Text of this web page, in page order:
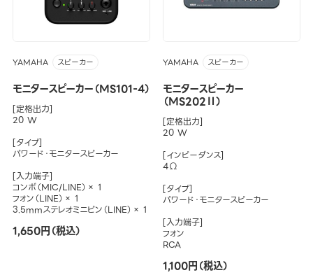
YAMAHA スピーカー
モニタースピーカー（MS101-4）
[定格出力]
20 W
[タイプ]
パワード・モニタースピーカー
[入力端子]
コンボ（MIC/LINE）× 1
フォン（LINE）× 1
3.5mmステレオミニピン（LINE）× 1
1,650円（税込）
YAMAHA スピーカー
モニタースピーカー
（MS202Ⅱ）
[定格出力]
20 W
[インピーダンス]
4Ω
[タイプ]
パワード・モニタースピーカー
[入力端子]
フォン
RCA
1,100円（税込）